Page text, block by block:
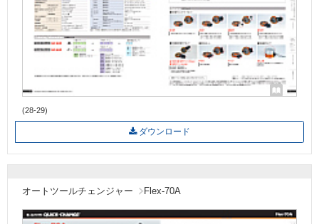
(28-29)
ダウンロード
オートツールチェンジャー Flex-70A